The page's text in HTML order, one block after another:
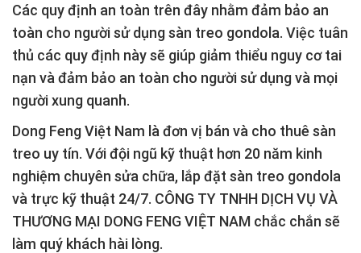
Các quy định an toàn trên đây nhằm đảm bảo an
toàn cho người sử dụng sàn treo gondola. Việc tuân
thủ các quy định này sẽ giúp giảm thiểu nguy cơ tai
nạn và đảm bảo an toàn cho người sử dụng và mọi
người xung quanh.
Dong Feng Việt Nam là đơn vị bán và cho thuê sàn
treo uy tín. Với đội ngũ kỹ thuật hơn 20 năm kinh
nghiệm chuyên sửa chữa, lắp đặt sàn treo gondola
và trực kỹ thuật 24/7. CÔNG TY TNHH DỊCH VỤ VÀ
THƯƠNG MẠI DONG FENG VIỆT NAM chắc chắn sẽ
làm quý khách hài lòng.